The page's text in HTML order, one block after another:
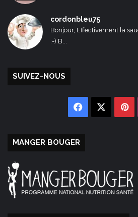
cordonbleu75
Bonjour, Effectivement la
:-) B...
SUIVEZ-NOUS
Facebook
MANGER BOUGER